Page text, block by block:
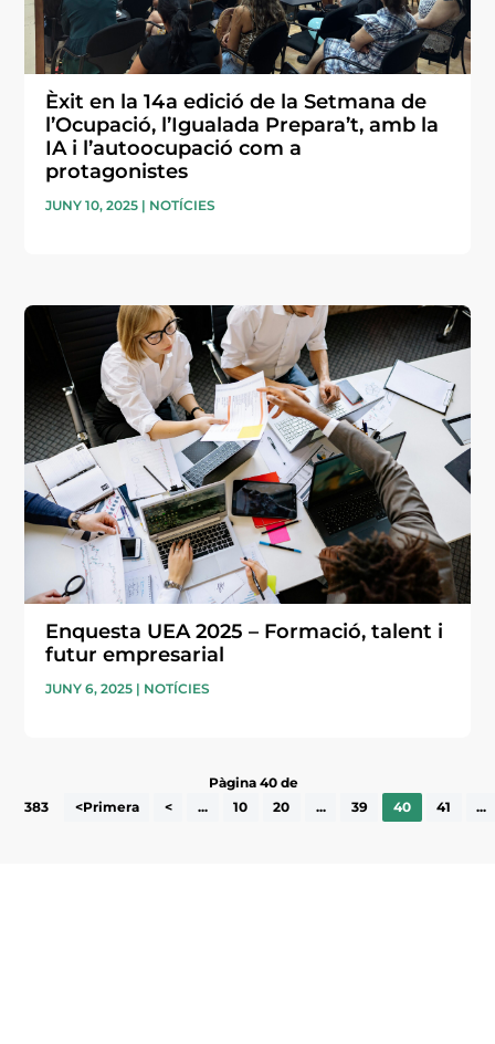
Èxit en la 14a edició de la Setmana de
l’Ocupació, l’Igualada Prepara’t, amb la
IA i l’autoocupació com a
protagonistes
JUNY 10, 2025 | NOTÍCIES
Enquesta UEA 2025 – Formació, talent i
futur empresarial
JUNY 6, 2025 | NOTÍCIES
Pàgina 40 de
383
<Primera < ... 10 20 ... 39 40 41 ...